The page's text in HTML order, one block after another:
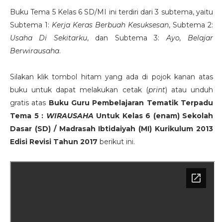
Buku Tema 5 Kelas 6 SD/MI ini terdiri dari 3 subtema, yaitu
Subtema 1: Kerja Keras Berbuah Kesuksesan, Subtema 2:
Usaha Di Sekitarku, dan Subtema 3:Ayo, Belajar
Berwirausaha.
Silakan klik tombol hitam yang ada di pojok kanan atas
buku untuk dapat melakukan cetak (print) atau unduh
gratis atas Buku Guru Pembelajaran Tematik Terpadu
Tema 5 : WIRAUSAHA Untuk Kelas 6 (enam) Sekolah
Dasar (SD) / Madrasah Ibtidaiyah (MI) Kurikulum 2013
Edisi Revisi Tahun 2017 berikut ini.